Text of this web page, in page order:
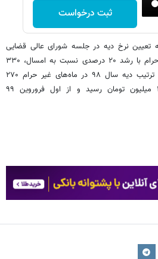
ثبت درخواست
تعیین نرخ دیه در جلسه شورای عالی قضایی
مطرح و نرخ دیه در ماه‌های غیرحرام با رشد ۲۰ درصدی نسبت به امسال، ۳۳۰
میلیون‌تومان تعیین شد. به این ترتیب دیه سال ۹۸ در ماه‌های غیر حرام ۲۷۰
میلیون تومان بود که به ۳۳۰ میلیون تومان رسید و از اول فروروین ۹۹